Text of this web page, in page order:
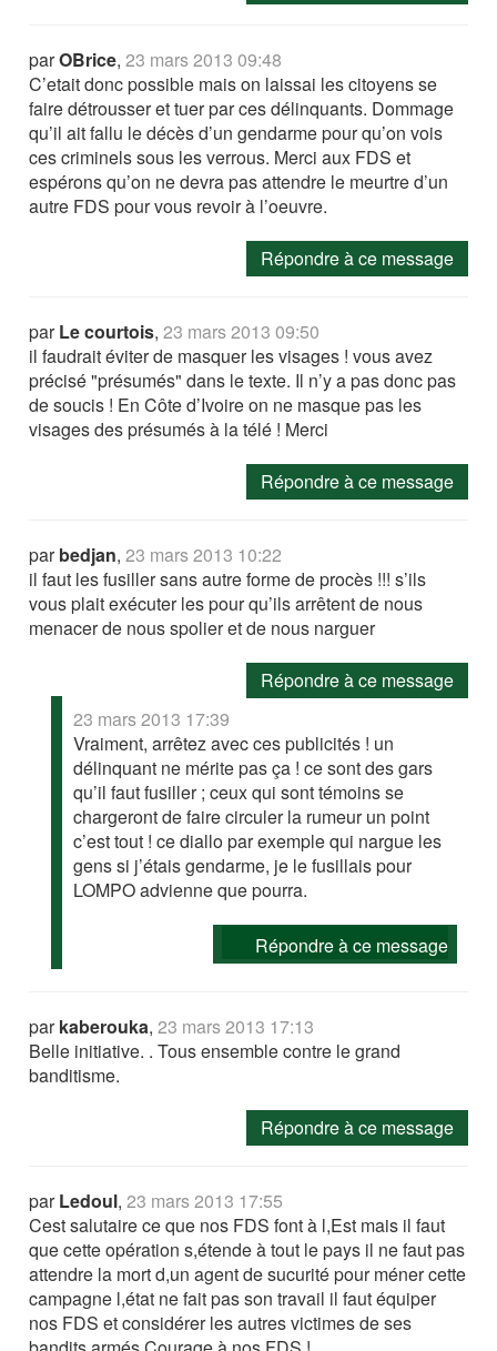
parOBrice,23 mars 2013 09:48
C’etait donc possible mais on laissai les citoyens se
faire détrousser et tuer par ces délinquants. Dommage
qu’il ait fallu le décès d’un gendarme pour qu’on vois
ces criminels sous les verrous. Merci aux FDS et
espérons qu’on ne devra pas attendre le meurtre d’un
autre FDS pour vous revoir à l’oeuvre.
Répondre à ce message
parLe courtois,23 mars 2013 09:50
il faudrait éviter de masquer les visages ! vous avez
précisé "présumés" dans le texte. Il n’y a pas donc pas
de soucis ! En Côte d’Ivoire on ne masque pas les
visages des présumés à la télé ! Merci
Répondre à ce message
parbedjan,23 mars 2013 10:22
il faut les fusiller sans autre forme de procès !!! s’ils
vous plait exécuter les pour qu’ils arrêtent de nous
menacer de nous spolier et de nous narguer
Répondre à ce message
23 mars 2013 17:39
Vraiment, arrêtez avec ces publicités ! un
délinquant ne mérite pas ça ! ce sont des gars
qu’il faut fusiller ; ceux qui sont témoins se
chargeront de faire circuler la rumeur un point
c’est tout ! ce diallo par exemple qui nargue les
gens si j’étais gendarme, je le fusillais pour
LOMPO advienne que pourra.
Répondre à ce message
parkaberouka,23 mars 2013 17:13
Belle initiative. . Tous ensemble contre le grand
banditisme.
Répondre à ce message
parLedoul,23 mars 2013 17:55
Cest salutaire ce que nos FDS font à l,Est mais il faut
que cette opération s,étende à tout le pays il ne faut pas
attendre la mort d,un agent de sucurité pour méner cette
campagne l,état ne fait pas son travail il faut équiper
nos FDS et considérer les autres victimes de ses